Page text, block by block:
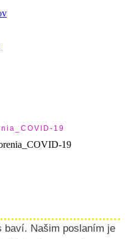
19
19
baví. Našim poslaním je